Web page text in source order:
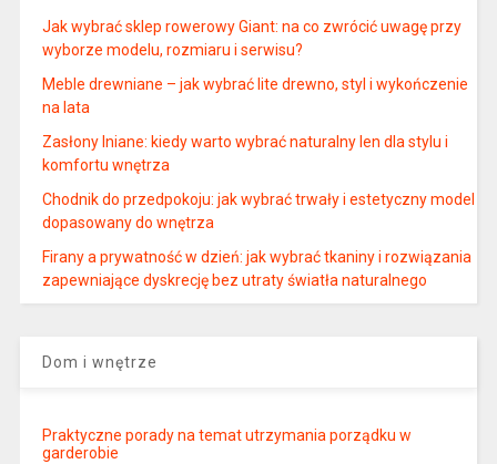
Jak wybrać sklep rowerowy Giant: na co zwrócić uwagę przy
wyborze modelu, rozmiaru i serwisu?
Meble drewniane – jak wybrać lite drewno, styl i wykończenie
na lata
Zasłony lniane: kiedy warto wybrać naturalny len dla stylu i
komfortu wnętrza
Chodnik do przedpokoju: jak wybrać trwały i estetyczny model
dopasowany do wnętrza
Firany a prywatność w dzień: jak wybrać tkaniny i rozwiązania
zapewniające dyskrecję bez utraty światła naturalnego
Dom i wnętrze
Praktyczne porady na temat utrzymania porządku w
garderobie